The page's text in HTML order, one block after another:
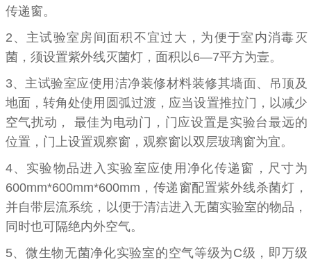
传递窗。
2、 主试验室房间面积不宜过大，为便于室内消毒灭
菌，须设置紫外线灭菌灯，面积以6—7平方为壹。
3、 主试验室应使用洁净装修材料装修其墙面、吊顶及
地面，转角处使用圆弧过渡，应当设置推拉门，以减少
空气扰动，
最佳为电动门，门应设置是实验台最远的
位置，门上设置观察窗，观察窗以双层玻璃窗为宜。
4、 实验物品进入实验室应使用净化传递窗，尺寸为
600mm*600mm*600mm ，传递窗配置紫外线杀菌灯，
并自带层流系统，以便于清洁进入无菌实验室的物品，
同时也可隔绝内外空气。
5、 微生物无菌净化实验室的空气等级为C级，即万级